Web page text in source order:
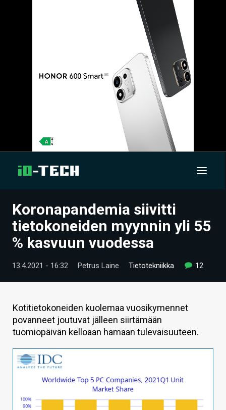
UUTISET
ARTIKKELIT
VIDEOT
TECHBBS
TIETOA
HINTA.FI
VAIHDA TEEMA
Koronapandemia siivitti
tietokoneiden myynnin yli 55
% kasvuun vuodessa
13.4.2021 - 16:32 Petrus Laine Tietotekniikka 12
Kotitietokoneiden kuolemaa vuosikymennet
povanneet joutuvat jälleen siirtämään
tuomiopäivän kelloaan hamaan tulevaisuuteen.